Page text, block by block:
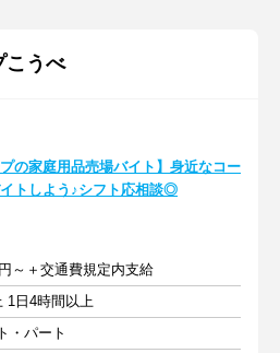
こうべ
プの家庭用品売場バイト】身近なコー
トしよう♪シフト応相談◎
～＋交通費規定内支給
1日4時間以上
・パート